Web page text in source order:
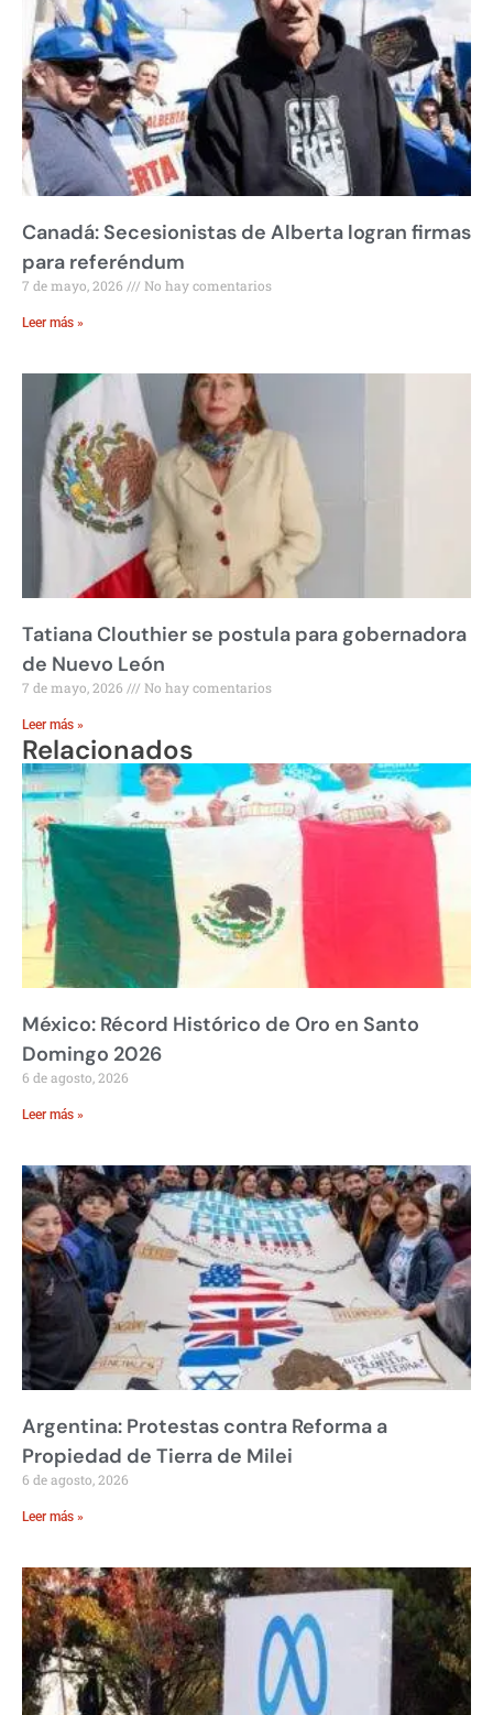
Canadá: Secesionistas de Alberta logran firmas
para referéndum
7 de mayo, 2026 No hay comentarios
Leer más »
Tatiana Clouthier se postula para gobernadora
de Nuevo León
7 de mayo, 2026 No hay comentarios
Leer más »
Relacionados
México: Récord Histórico de Oro en Santo
Domingo 2026
6 de agosto, 2026
Leer más »
Argentina: Protestas contra Reforma a
Propiedad de Tierra de Milei
6 de agosto, 2026
Leer más »